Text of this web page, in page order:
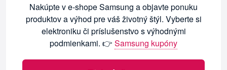
Nakúpte v e-shope Samsung a objavte ponuku
produktov a výhod pre váš životný štýl. Vyberte si
elektroniku či príslušenstvo s výhodnými
podmienkami. 👉 Samsung kupóny